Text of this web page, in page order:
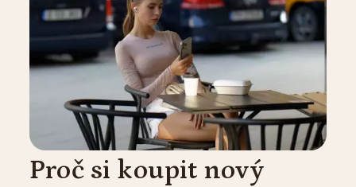
Proč si koupit nový